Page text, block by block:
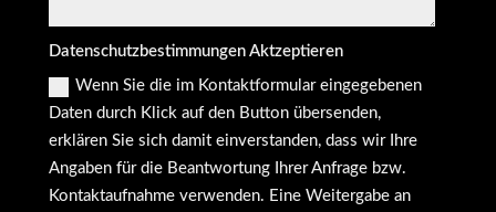
Datenschutzbestimmungen Aktzeptieren
Wenn Sie die im Kontaktformular eingegebenen
Daten durch Klick auf den Button übersenden,
erklären Sie sich damit einverstanden, dass wir Ihre
Angaben für die Beantwortung Ihrer Anfrage bzw.
Kontaktaufnahme verwenden. Eine Weitergabe an